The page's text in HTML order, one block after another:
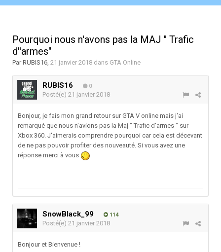
Pourquoi nous n'avons pas la MAJ " Trafic
d''armes"
ParRUBIS16, 21 janvier 2018 dans GTA Online
RUBIS16 0
Posté(e) 21 janvier 2018
Bonjour, je fais mon grand retour sur GTA V online mais j'ai
remarqué que nous n'avions pas la Maj " Trafic d'armes " sur
Xbox 360. J'aimerais comprendre pourquoi car cela est décevant
de ne pas pouvoir profiter des nouveauté. Si vous avez une
réponse merci à vous
SnowBlack_99 114
Posté(e) 21 janvier 2018
Bonjour et Bienvenue !